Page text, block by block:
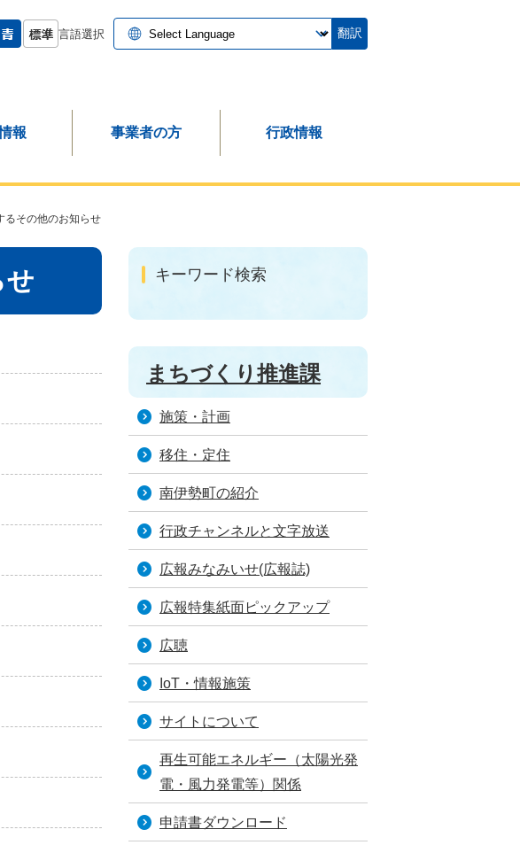
言語選択 翻訳
報 事業者の方 行政情報
るその他のお知らせ
せ キーワード検索
まちづくり推進課
施策・計画
移住・定住
南伊勢町の紹介
行政チャンネルと文字放送
広報みなみいせ(広報誌)
広報特集紙面ピックアップ
広聴
IoT・情報施策
サイトについて
再生可能エネルギー（太陽光発
電・風力発電等）関係
申請書ダウンロード